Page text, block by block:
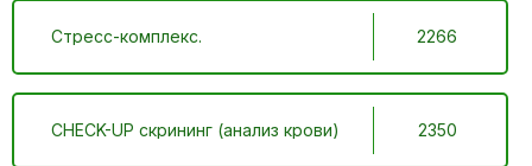
Стресс-комплекс. 2266
CHECK-UP скрининг (анализ крови) 2350